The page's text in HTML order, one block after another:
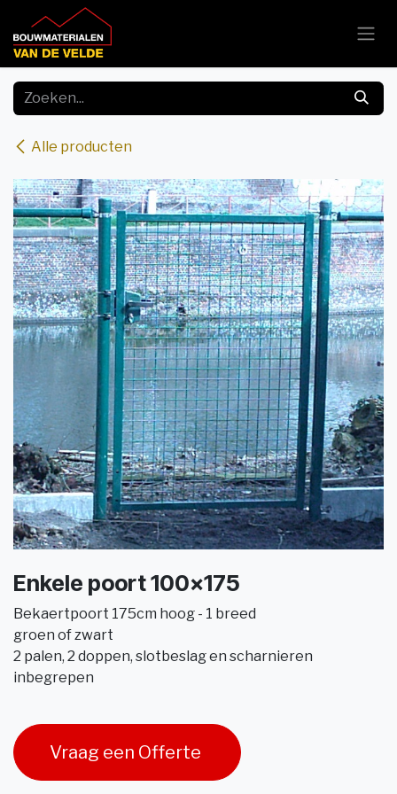
Overslaan naar inhoud
Alle producten
Enkele poort 100x175
Bekaertpoort 175cm hoog - 1 breed
groen of zwart
2 palen, 2 doppen, slotbeslag en scharnieren
inbegrepen
Vraag een Offerte